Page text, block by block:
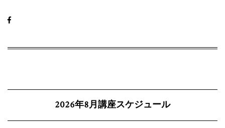
2026年8月講座スケジュール